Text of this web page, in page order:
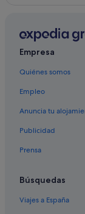
Ye hoteles
Albergues en Isla
Chalets en Isla de
Empresa
Quiénes somos
Empleo
Anuncia tu
Publicidad
Prensa
Búsquedas
Viajes a España